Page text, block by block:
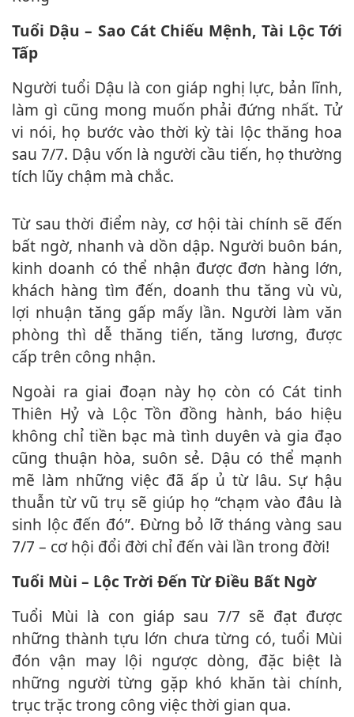
Tuổi Dậu – Sao Cát Chiếu Mệnh, Tài Lộc Tới
Tấp
Người tuổi Dậu là con giáp nghị lực, bản lĩnh,
làm gì cũng mong muốn phải đứng nhất. Tử
vi nói, họ bước vào thời kỳ tài lộc thăng hoa
sau 7/7. Dậu vốn là người cầu tiến, họ thường
tích lũy chậm mà chắc.
Từ sau thời điểm này, cơ hội tài chính sẽ đến
bất ngờ, nhanh và dồn dập. Người buôn bán,
kinh doanh có thể nhận được đơn hàng lớn,
khách hàng tìm đến, doanh thu tăng vù vù,
lợi nhuận tăng gấp mấy lần. Người làm văn
phòng thì dễ thăng tiến, tăng lương, được
cấp trên công nhận.
Ngoài ra giai đoạn này họ còn có Cát tinh
Thiên Hỷ và Lộc Tồn đồng hành, báo hiệu
không chỉ tiền bạc mà tình duyên và gia đạo
cũng thuận hòa, suôn sẻ. Dậu có thể mạnh
mẽ làm những việc đã ấp ủ từ lâu. Sự hậu
thuẫn từ vũ trụ sẽ giúp họ “chạm vào đâu là
sinh lộc đến đó”. Đừng bỏ lỡ tháng vàng sau
7/7 – cơ hội đổi đời chỉ đến vài lần trong đời!
Tuổi Mùi – Lộc Trời Đến Từ Điều Bất Ngờ
Tuổi Mùi là con giáp sau 7/7 sẽ đạt được
những thành tựu lớn chưa từng có, tuổi Mùi
đón vận may lội ngược dòng, đặc biệt là
những người từng gặp khó khăn tài chính,
trục trặc trong công việc thời gian qua.